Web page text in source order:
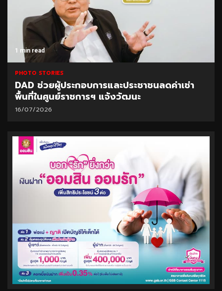
1 min read
PHOTO STORIES
DAD ช่วยผู้ประกอบการและประชาชนลดค่าเช่า
พื้นที่ในศูนย์ราชการฯ แจ้งวัฒนะ
16/07/2026